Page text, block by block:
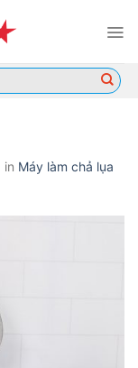
in Máy làm chả lụa